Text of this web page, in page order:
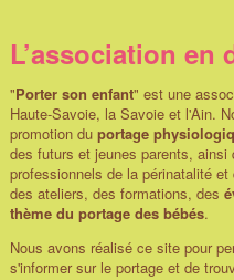
L’association en
"Porter son enfant" est une
Haute-Savoie, la Savoie et l'Ain.
promotion du portage
des futurs et jeunes parents, ainsi
professionnels de la périnatalité et
des ateliers, des formations, des
thème du portage des bébés.
Nous avons réalisé ce site pour
s'informer sur le portage et de